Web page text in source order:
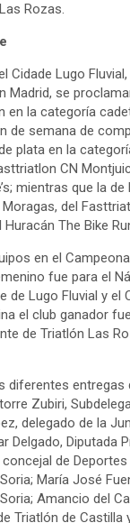
Rozas.
Cidade Lugo
Madrid, se
en la categoría
de semana de
plata en la
CN
mientras que la
del
The Bike
en el
fue para el
de Lugo Fluvial y el
el club ganador
de Triatlón Las
diferentes entregas
Zubiri,
delegado de la
Delgado, Diputada
de
María José
Amancio del
Triatlón de Castilla